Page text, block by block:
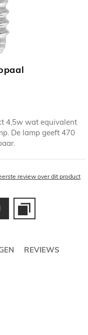
4,5w wat equivalent
De lamp geeft 470
review over dit product
REVIEWS